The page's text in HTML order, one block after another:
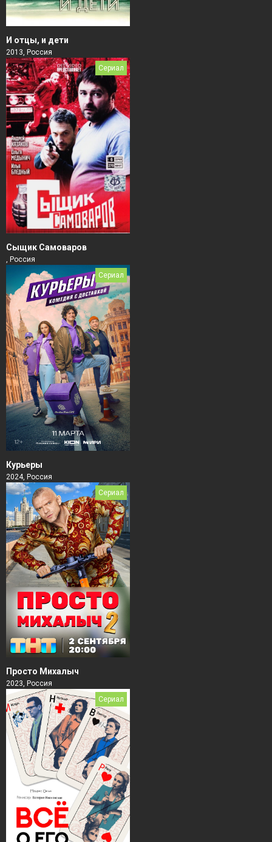
И отцы, и дети
2013, Россия
Сериал
Сыщик Самоваров
, Россия
Сериал
Курьеры
2024, Россия
Сериал
Просто Михалыч
2023, Россия
Сериал